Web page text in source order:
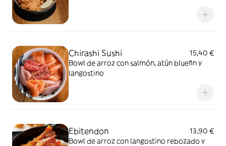
Chirashi Sushi
15,40 €
Bowl de arroz con salmón, atún bluefin y
langostino
Ebitendon
13,90 €
Bowl de arroz con langostino rebozado y